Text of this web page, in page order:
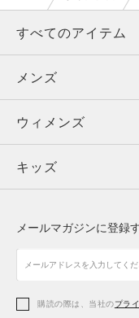
すべてのアイテム
メンズ
ウィメンズ
キッズ
アクセサリー
メンズ
トップス
ボトムス
アクセサリー
ウィメンズ
トップス
シューズ
アクセサリー
キッズ
シューズ
メールマガジンに登録
購読の際は、当社のプラ